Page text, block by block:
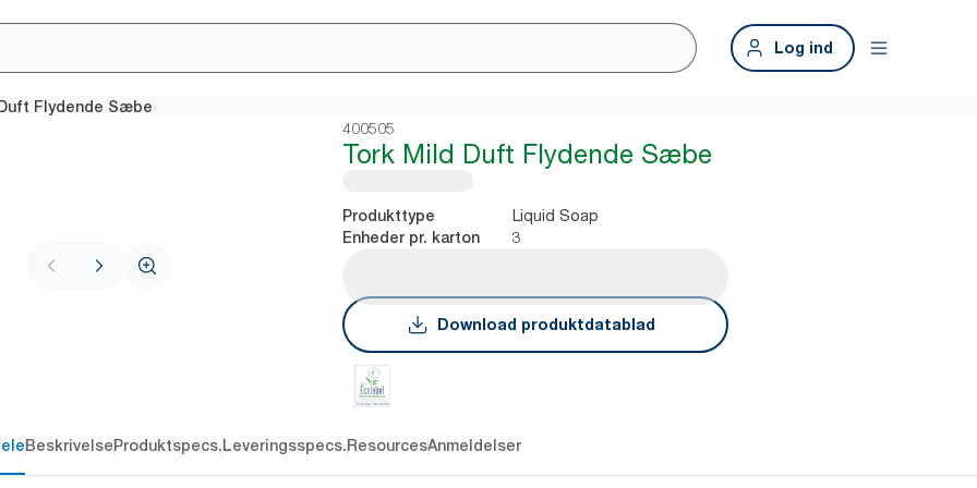
Log ind
Flydende Sæbe
400505
Tork Mild Duft Flydende Sæbe
Produkttype Liquid Soap
Enheder pr. karton 3
Download produktdatablad
BeskrivelseProduktspecs.Leveringsspecs.ResourcesAnmeldelser